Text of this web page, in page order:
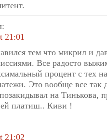
21:01
тем что микрил и
Все радосто
процент с тех
Это вообще все так
на Тинькова,
платиш.. Киви !
21:02